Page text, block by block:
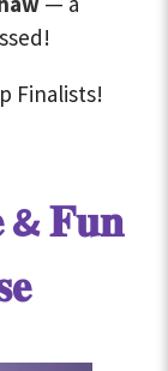
Finalists!
& 𝐅𝐮𝐧